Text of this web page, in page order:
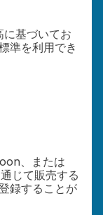
に基づいてお
準を利用でき
、または
じて販売する
録することが